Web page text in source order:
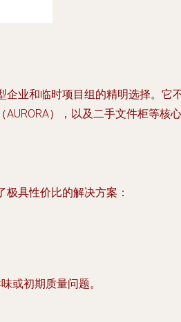
业和临时项目组的精明选择。它
），以及二手文件柜等核
具性价比的解决方案：
或初期质量问题。